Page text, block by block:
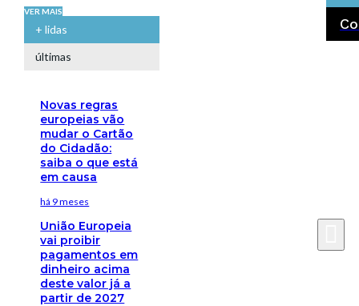
VER MAIS
+ lidas
últimas
Novas regras
europeias vão
mudar o Cartão
do Cidadão:
saiba o que está
em causa
há 9 meses
União Europeia
vai proibir
pagamentos em
dinheiro acima
deste valor já a
partir de 2027